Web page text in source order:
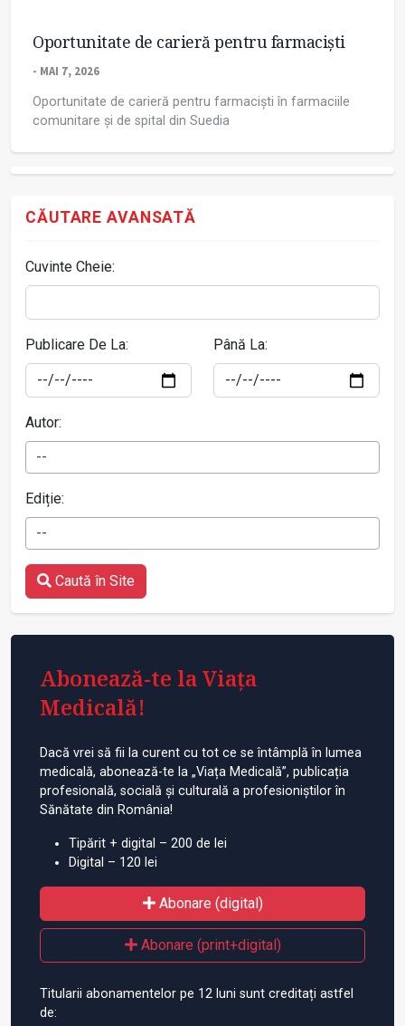
Oportunitate de carieră pentru farmaciști
- MAI 7, 2026
Oportunitate de carieră pentru farmaciști în farmaciile
comunitare și de spital din Suedia
CĂUTARE AVANSATĂ
Cuvinte Cheie:
Publicare De La: Până La:
Autor:
--
Ediție:
--
Caută în Site
Abonează-te la Viața
Medicală!
Dacă vrei să fii la curent cu tot ce se întâmplă în lumea
medicală, abonează-te la „Viața Medicală”, publicația
profesională, socială și culturală a profesioniștilor în
Sănătate din România!
Tipărit + digital – 200 de lei
Digital – 120 lei
Abonare (digital)
Abonare (print+digital)
Titularii abonamentelor pe 12 luni sunt creditați astfel
de: